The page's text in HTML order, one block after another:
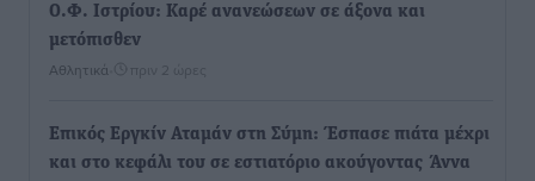
Ο.Φ. Ιστρίου: Καρέ ανανεώσεων σε άξονα και
μετόπισθεν
Αθλητικά πριν 2 ώρες
Επικός Εργκίν Αταμάν στη Σύμη: Έσπασε πιάτα μέχρι
και στο κεφάλι του σε εστιατόριο ακούγοντας Άννα